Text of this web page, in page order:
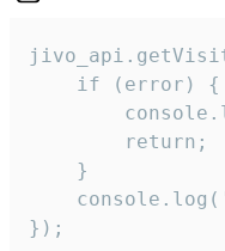
    if (error) {
        return;
    }
});